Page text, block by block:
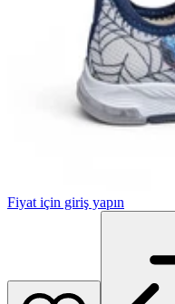
Fiyat için giriş yapın